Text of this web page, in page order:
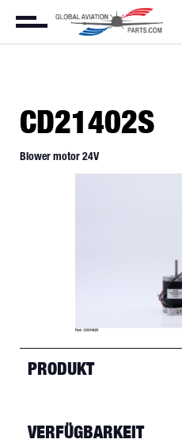
CD21402S
Blower motor 24V
PRODUKT
VERFÜGBARKEIT